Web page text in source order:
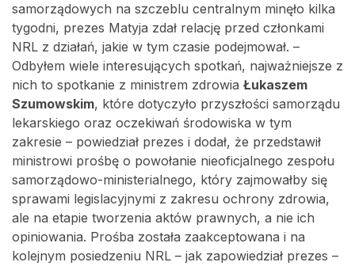
samorządowych na szczeblu centralnym minęło kilka
tygodni, prezes Matyja zdał relację przed członkami
NRL z działań, jakie w tym czasie podejmował. –
Odbyłem wiele interesujących spotkań, najważniejsze z
nich to spotkanie z ministrem zdrowia Łukaszem
Szumowskim, które dotyczyło przyszłości samorządu
lekarskiego oraz oczekiwań środowiska w tym
zakresie – powiedział prezes i dodał, że przedstawił
ministrowi prośbę o powołanie nieoficjalnego zespołu
samorządowo-ministerialnego, który zajmowałby się
sprawami legislacyjnymi z zakresu ochrony zdrowia,
ale na etapie tworzenia aktów prawnych, a nie ich
opiniowania. Prośba została zaakceptowana i na
kolejnym posiedzeniu NRL – jak zapowiedział prezes –